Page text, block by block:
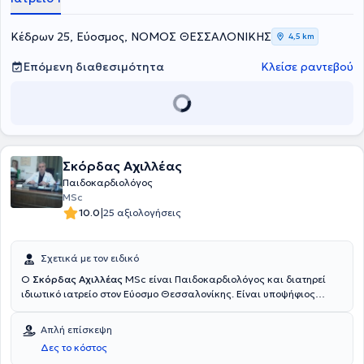
Κέδρων 25, Εύοσμος, ΝΟΜΟΣ ΘΕΣΣΑΛΟΝΙΚΗΣ 4,5 km
Επόμενη διαθεσιμότητα Κλείσε ραντεβού
Σκόρδας Αχιλλέας
Παιδοκαρδιολόγος
MSc
10.0|25 αξιολογήσεις
Σχετικά με τον ειδικό
Ο Σκόρδας Αχιλλέας MSc είναι Παιδοκαρδιολόγος και διατηρεί
ιδιωτικό ιατρείο στον Εύοσμο Θεσσαλονίκης. Είναι υποψήφιος
μεταπτυχιακό τίτλο στη Διοίκηση Μονάδων Υγείας από το Ελληνικό
Ανοικτό Πανεπιστήμιο στη Πάτρα. Έχει εκπαιδευτεί στη
παιδοκαρδιολογία στο Γ.Ν. Αχέπα ενώ έχει ειδικευτεί στην
Απλή επίσκεψη
Δες το κόστος